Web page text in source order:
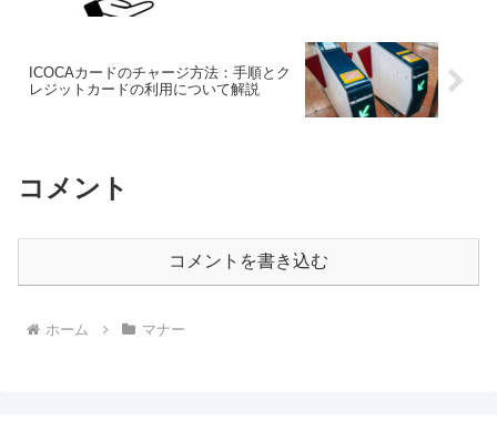
ICOCAカードのチャージ方法：手順とク
レジットカードの利用について解説
コメント
コメントを書き込む
ホーム マナー